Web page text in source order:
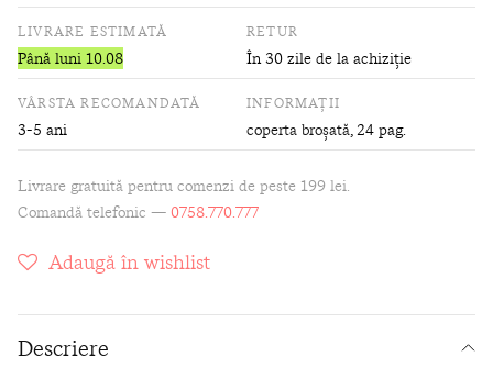
LIVRARE ESTIMATĂ
Până luni 10.08
RETUR
În 30 zile de la achiziție
VÂRSTA RECOMANDATĂ
3-5 ani
INFORMAȚII
coperta broșată, 24 pag.
Livrare gratuită pentru comenzi de peste 199 lei.
Comandă telefonic — 0758.770.777
Adaugă în wishlist
Descriere